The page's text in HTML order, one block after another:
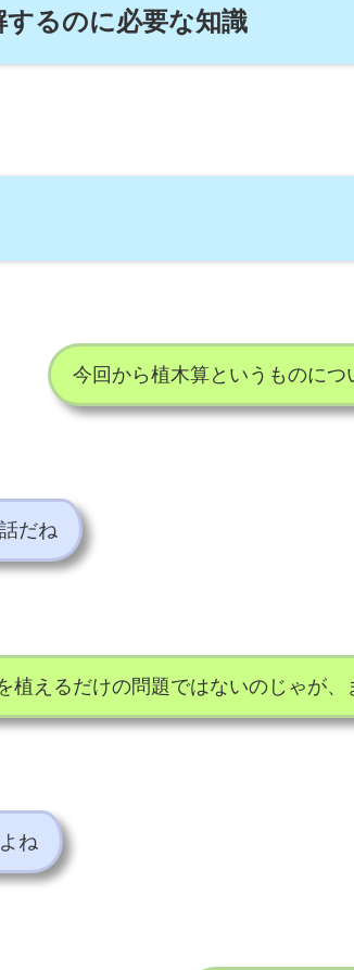
るのに必要な知識
今回から植木算というものにつ
だね
植えるだけの問題ではないのじゃが、
ね